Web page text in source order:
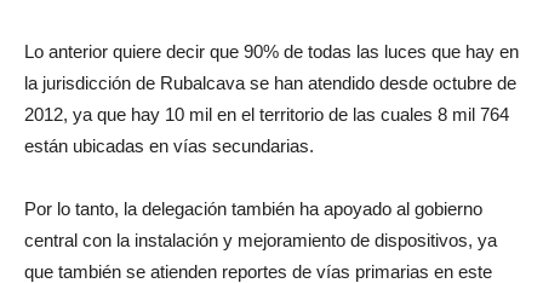
Lo anterior quiere decir que 90% de todas las luces que hay en
la jurisdicción de Rubalcava se han atendido desde octubre de
2012, ya que hay 10 mil en el territorio de las cuales 8 mil 764
están ubicadas en vías secundarias.
Por lo tanto, la delegación también ha apoyado al gobierno
central con la instalación y mejoramiento de dispositivos, ya
que también se atienden reportes de vías primarias en este